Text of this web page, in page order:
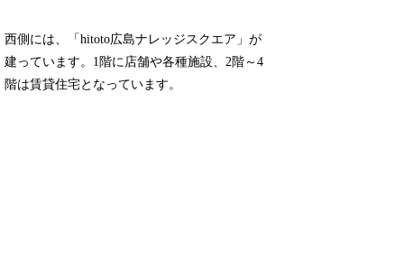
西側には、「hitoto広島ナレッジスクエア」が
建っています。1階に店舗や各種施設、2階～4
階は賃貸住宅となっています。